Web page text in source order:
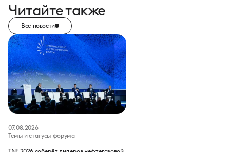
Читайте также
Все новости
07.08.2026
Темы и статусы форума